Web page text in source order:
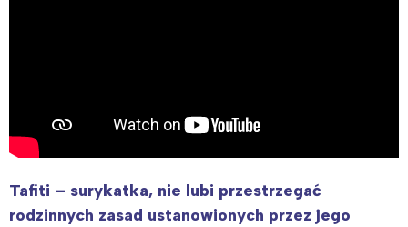
Tafiti – surykatka, nie lubi przestrzegać
rodzinnych zasad ustanowionych przez jego